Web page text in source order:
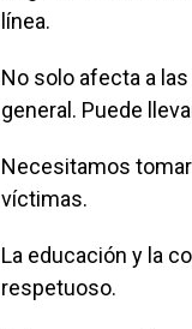
línea.
No solo afecta a
general. Puede
Necesitamos
víctimas.
La educación y la
respetuoso.